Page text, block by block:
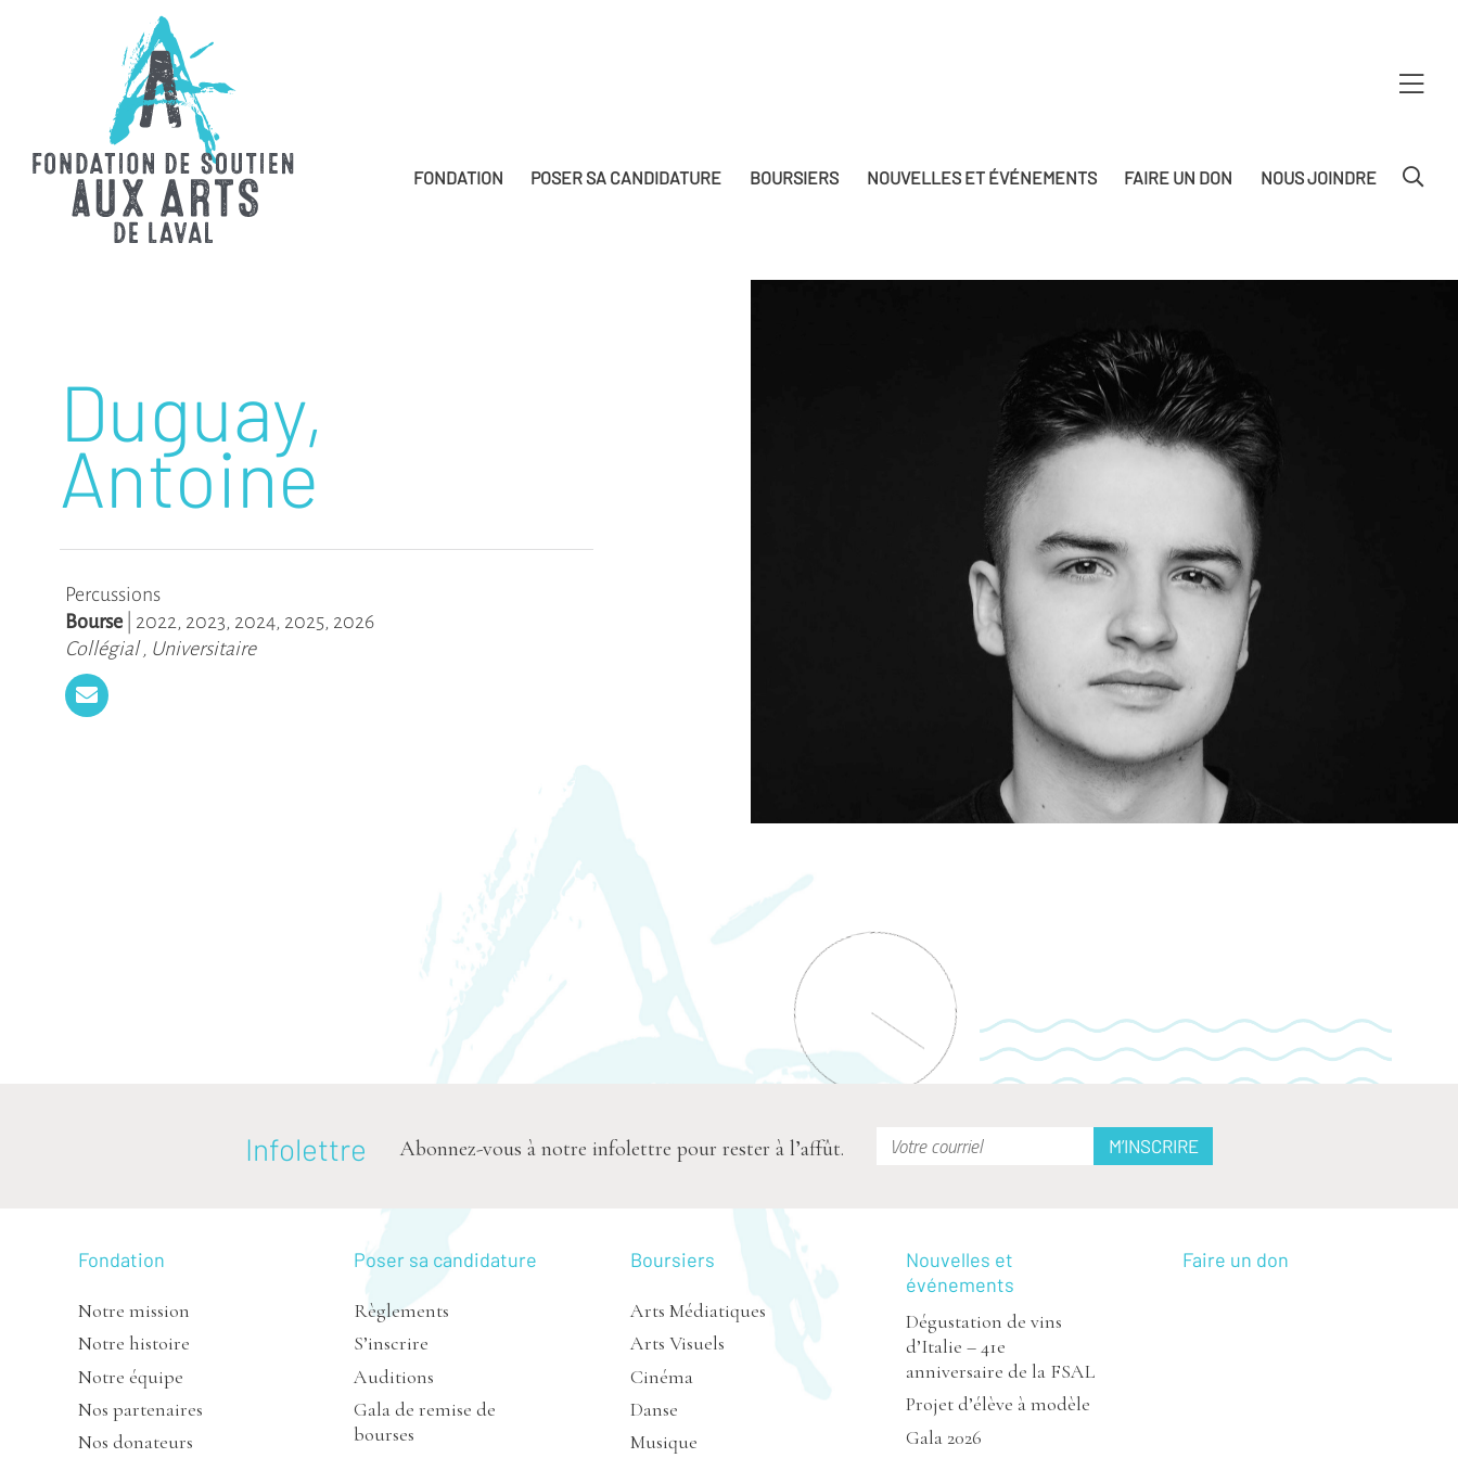
FONDATION POSER SA CANDIDATURE BOURSIERS NOUVELLES ET ÉVÉNEMENTS FAIRE UN DON NOUS JOINDRE
Duguay,
Antoine
Percussions
Bourse
2022, 2023, 2024, 2025, 2026
Collégial, Universitaire
Infolettre Abonnez-vous à notre infolettre pour rester à l’affût.
Fondation
Notre mission
Notre histoire
Notre équipe
Nos partenaires
Nos donateurs
Poser sa candidature
Règlements
S’inscrire
Auditions
Gala de remise de
bourses
Boursiers
Arts Médiatiques
Arts Visuels
Cinéma
Danse
Musique
Nouvelles et
événements
Dégustation de vins
d’Italie – 41e
anniversaire de la FSAL
Projet d’élève à modèle
Gala 2026
Faire un don